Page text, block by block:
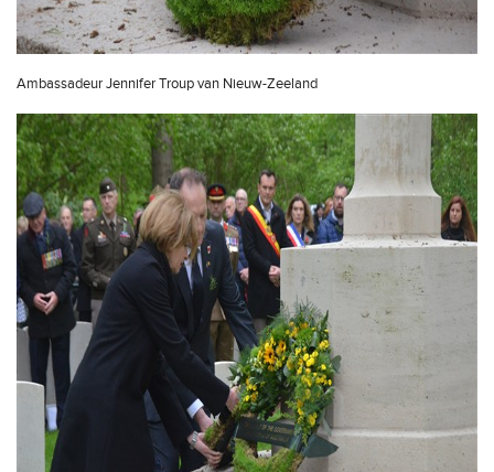
Ambassadeur Jennifer Troup van Nieuw-Zeeland